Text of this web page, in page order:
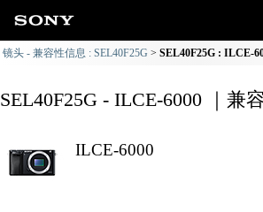
镜头 - 兼容性信息 : SEL40F25G SEL40F25G : ILCE-
SEL40F25G - ILCE-6000 ｜兼
ILCE-6000